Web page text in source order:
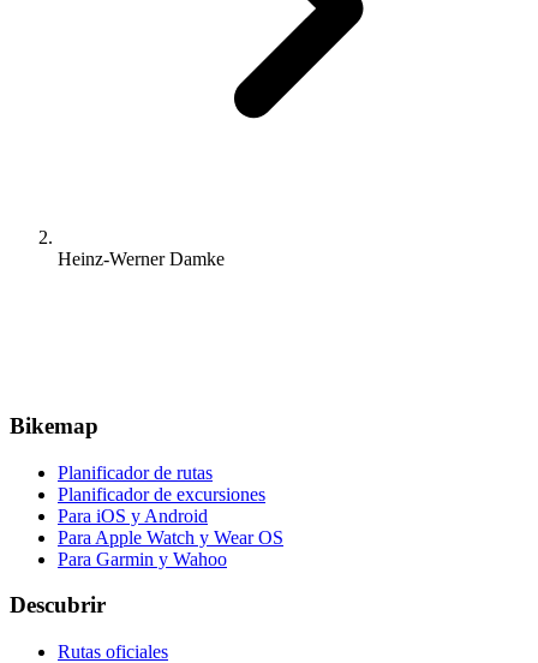
Heinz-Werner Damke
Bikemap
Planificador de rutas
Planificador de excursiones
Para iOS y Android
Para Apple Watch y Wear OS
Para Garmin y Wahoo
Descubrir
Rutas oficiales